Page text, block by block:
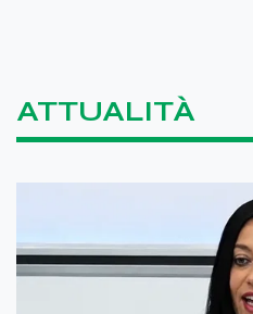
ATTUALITÀ